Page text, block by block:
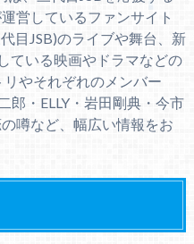
営しているファンサイト
目JSB)のライブや舞台、新
ている映画やドラマなどの
やそれぞれのメンバー
郎・ELLY・岩田剛典・今市
噂など、幅広い情報をお